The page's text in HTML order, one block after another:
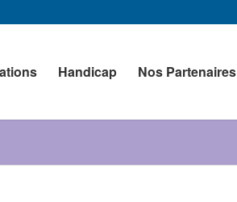
Handicap Nos Partenaires